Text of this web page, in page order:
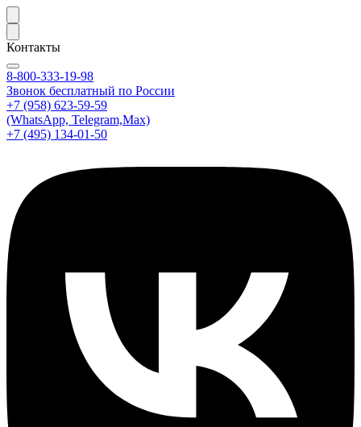
Контакты
8-800-333-19-98
Звонок бесплатный по России
+7 (958) 623-59-59
(WhatsApp, Telegram,Max)
+7 (495) 134-01-50